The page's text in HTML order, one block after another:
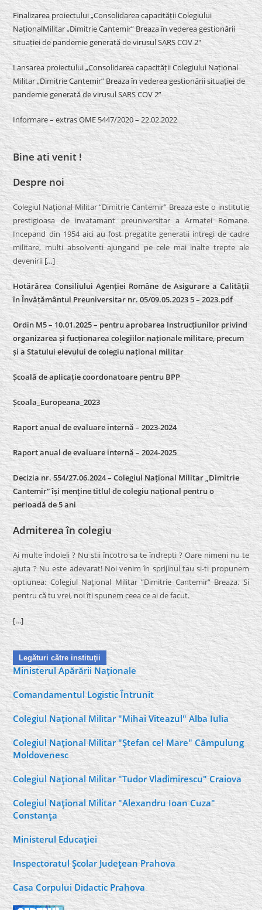
Finalizarea proiectului „Consolidarea capacității Colegiului
NaționalMilitar „Dimitrie Cantemir” Breaza în vederea gestionării
situației de pandemie generată de virusul SARS COV 2″
Lansarea proiectului „Consolidarea capacității Colegiului Național
Militar „Dimitrie Cantemir” Breaza în vederea gestionării situației de
pandemie generată de virusul SARS COV 2”
Informare – extras OME 5447/2020 – 22.02.2022
Bine ati venit !
Despre noi
Colegiul Naţional Militar “Dimitrie Cantemir” Breaza este o institutie
prestigioasa de invatamant preuniversitar a Armatei Romane.
Incepand din 1954 aici au fost pregatite generatii intregi de cadre
militare, multi absolventi ajungand pe cele mai inalte trepte ale
devenirii[…]
Hotărârea Consiliului Agenției Române de Asigurare a Calității
în Învățământul Preuniversitar nr. 05/09.05.2023 5 – 2023.pdf
Ordin M5 – 10.01.2025 – pentru aprobarea Instrucțiunilor privind
organizarea și fucționarea colegiilor naționale militare, precum
și a Statului elevului de colegiu național militar
Școală de aplicație coordonatoare pentru BPP
Școala_Europeana_2023
Raport anual de evaluare internă – 2023-2024
Raport anual de evaluare internă –2024-2025
Decizia nr. 554/27.06.2024 – Colegiul Național Militar „Dimitrie
Cantemir” își menține titlul de colegiu național pentru o
perioadă de 5 ani
Admiterea în colegiu
Ai multe îndoieli ? Nu stii încotro sa te îndrepti ? Oare nimeni nu te
ajuta ? Nu este adevarat! Noi venim în sprijinul tau si-ti propunem
optiunea: Colegiul Naţional Militar “Dimitrie Cantemir” Breaza. Si
pentru că tu vrei, noi îti spunem ceea ce ai de facut.
[…]
Legături către instituţii
Ministerul Apărării Naţionale
Comandamentul Logistic Întrunit
Colegiul Naţional Militar "Mihai Viteazul" Alba Iulia
Colegiul Naţional Militar "Ştefan cel Mare" Câmpulung
Moldovenesc
Colegiul Naţional Militar "Tudor Vladimirescu" Craiova
Colegiul Naţional Militar "Alexandru Ioan Cuza"
Constanţa
Ministerul Educaţiei
Inspectoratul Şcolar Judeţean Prahova
Casa Corpului Didactic Prahova